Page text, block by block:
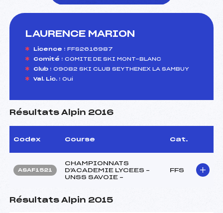
LAURENCE MARION
Licence : FFS2616987
Comité : COMITE DE SKI MONT-BLANC
Club : 09082 SKI CLUB SEYTHENEX LA SAMBUY
Val. Lic. : Oui
Résultats Alpin 2016
Codex Course Cat.
ASAF1521
CHAMPIONNATS
D'ACADEMIE LYCEES –
UNSS SAVOIE –
FFS
Résultats Alpin 2015